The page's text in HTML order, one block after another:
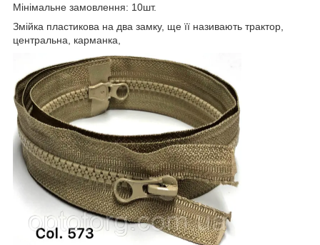
Мінімальне замовлення: 10шт.
Змійка пластикова на два замку, ще її називають трактор,
центральна, карманка,